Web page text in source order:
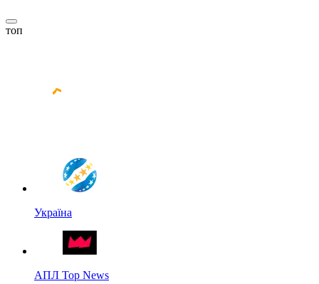
топ
Україна
АПЛ Top News